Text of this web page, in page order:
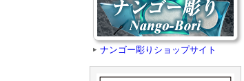
ナンゴー彫りショップサイト